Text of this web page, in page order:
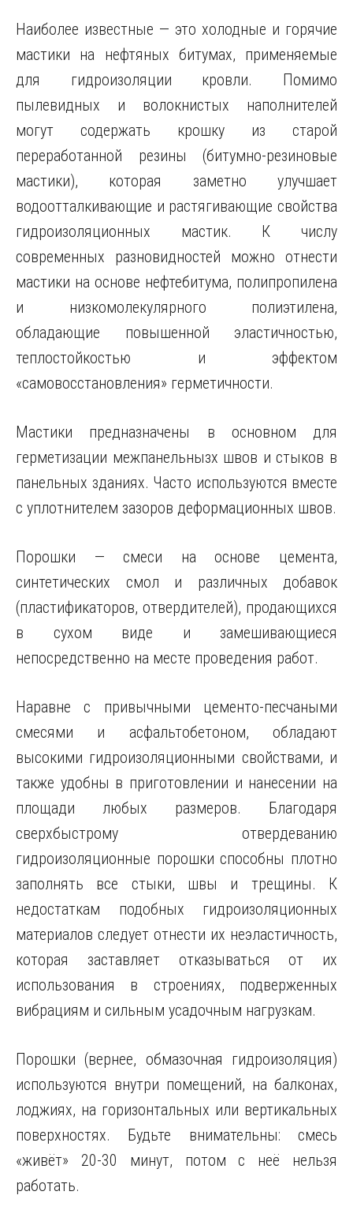
Наиболее известные — это холодные и горячие
мастики на нефтяных битумах, применяемые
для гидроизоляции кровли. Помимо
пылевидных и волокнистых наполнителей
могут содержать крошку из старой
переработанной резины (битумно-резиновые
мастики), которая заметно улучшает
водоотталкивающие и растягивающие свойства
гидроизоляционных мастик. К числу
современных разновидностей можно отнести
мастики на основе нефтебитума, полипропилена
и низкомолекулярного полиэтилена,
обладающие повышенной эластичностью,
теплостойкостью и эффектом
«самовосстановления» герметичности.
Мастики предназначены в основном для
герметизации межпанельнызх швов и стыков в
панельных зданиях. Часто используются вместе
с уплотнителем зазоров деформационных швов.
Порошки — смеси на основе цемента,
синтетических смол и различных добавок
(пластификаторов, отвердителей), продающихся
в сухом виде и замешивающиеся
непосредственно на месте проведения работ.
Наравне с привычными цементо-песчаными
смесями и асфальтобетоном, обладают
высокими гидроизоляционными свойствами, и
также удобны в приготовлении и нанесении на
площади любых размеров. Благодаря
сверхбыстрому отвердеванию
гидроизоляционные порошки способны плотно
заполнять все стыки, швы и трещины. К
недостаткам подобных гидроизоляционных
материалов следует отнести их неэластичность,
которая заставляет отказываться от их
использования в строениях, подверженных
вибрациям и сильным усадочным нагрузкам.
Порошки (вернее, обмазочная гидроизоляция)
используются внутри помещений, на балконах,
лоджиях, на горизонтальных или вертикальных
поверхностях. Будьте внимательны: смесь
«живёт» 20-30 минут, потом с неё нельзя
работать.